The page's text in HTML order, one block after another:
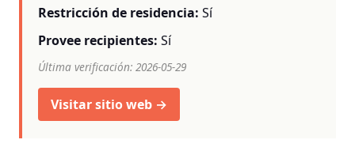
Restricción de residencia: Sí
Provee recipientes: Sí
Última verificación: 2026-05-29
Visitar sitio web →